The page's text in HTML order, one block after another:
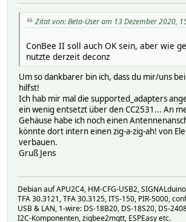
Zitat von: Beta-User am 13 Dezember 2020,
ConBee II soll auch OK sein, aber wie
nutzte derzeit deconz
Um so dankbarer bin ich, dass du mir/uns
hilfst!
Ich hab mir mal die supported_adapters
ein wenig entsetzt über den CC2531... An
Gehäuse habe ich noch einen
könnte dort intern einen zig-a-zig-ah! von
verbauen.
Gruß Jens
Debian auf APU2C4, HM-CFG-USB2,
TFA 30.3121, TFA 30.3125, ITS-150, PIR-5000,
USB & LAN, 1-wire: DS-18B20, DS-18S20, DS-
I2C-Komponenten, zigbee2mqtt, ESPEasy etc.